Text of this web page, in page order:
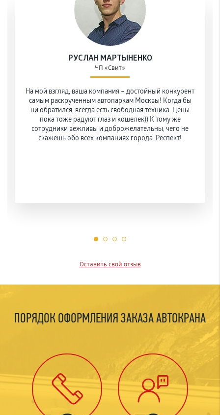
РУСЛАН МАРТЫНЕНКО
ЧП «Свит»
На мой взгляд, ваша компания – достойный конкурент
самым раскрученным автопаркам Москвы! Когда бы
ни обратился, всегда есть свободная техника. Цены
пока тоже радуют глаз и кошелек)) К тому же
сотрудники вежливы и доброжелательны, чего не
скажешь обо всех компаниях города. Респект!
Оставить свой отзыв
ПОРЯДОК ОФОРМЛЕНИЯ ЗАКАЗА АВТОКРАНА